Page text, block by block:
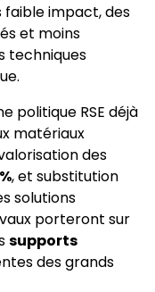
impact, des
et moins
techniques
politique RSE déjà
matériaux
des
, et substitution
solutions
porteront sur
supports
des grands